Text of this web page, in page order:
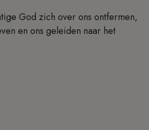
God zich over ons ontfermen,
en ons geleiden naar het